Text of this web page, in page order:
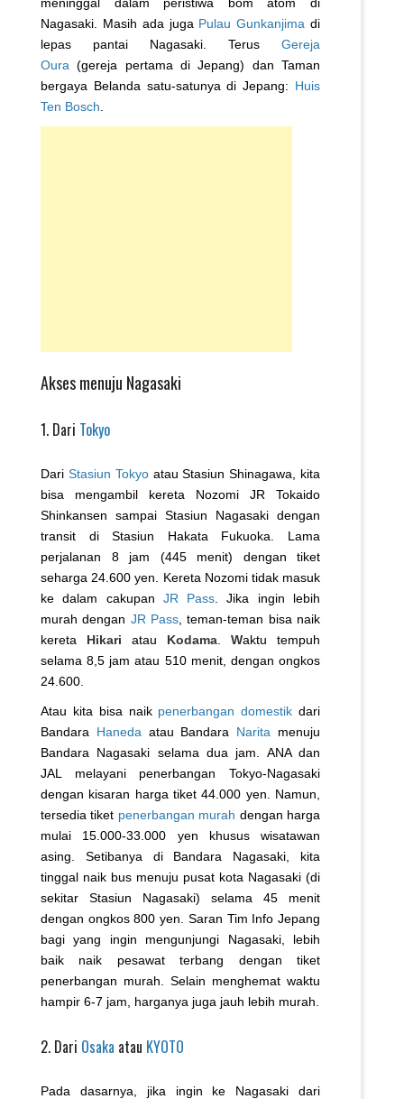
Nagasaki. Masih ada juga Pulau Gunkanjima di
lepas pantai Nagasaki. Terus Gereja
Oura (gereja pertama di Jepang) dan Taman
bergaya Belanda satu-satunya di Jepang: Huis
Ten Bosch
Akses menuju Nagasaki
1. Dari Tokyo
Dari Stasiun Tokyoatau Stasiun Shinagawa, kita
bisa mengambil kereta Nozomi JR Tokaido
Shinkansen sampai Stasiun Nagasaki dengan
transit di Stasiun Hakata Fukuoka. Lama
perjalanan 8 jam (445 menit) dengan tiket
seharga 24.600 yen. Kereta Nozomi tidak masuk
ke dalam cakupan JR Pass . Jika ingin lebih
murah dengan JR Pass , teman-teman bisa naik
kereta Hikari atau Kodama Waktu tempuh
selama 8,5 jam atau 510 menit, dengan ongkos
24.600.
Atau kita bisa naik penerbangan domestik dari
Bandara Haneda atau Bandara Narita menuju
Bandara Nagasaki selama dua jam. ANA dan
JAL melayani penerbangan Tokyo-Nagasaki
dengan kisaran harga tiket 44.000 yen. Namun,
tersedia tiket penerbangan murah dengan harga
mulai 15.000-33.000 yen khusus wisatawan
asing. Setibanya di Bandara Nagasaki, kita
tinggal naik bus menuju pusat kota Nagasaki (di
sekitar Stasiun Nagasaki) selama 45 menit
dengan ongkos 800 yen. Saran Tim Info Jepang
bagi yang ingin mengunjungi Nagasaki, lebih
baik naik pesawat terbang dengan tiket
penerbangan murah. Selain menghemat waktu
hampir 6-7 jam, harganya juga jauh lebih murah.
2. Dari Osaka atau KYOTO
Pada dasarnya, jika ingin ke Nagasaki dari